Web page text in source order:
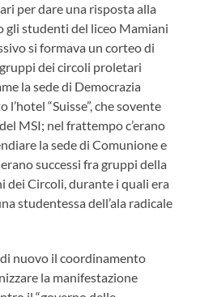
per dare una risposta alla
gli studenti del liceo Mamiani
si formava un corteo di
dei circoli proletari
la sede di Democrazia
“Suisse”, che sovente
MSI; nel frattempo c’erano
la sede di Comunione e
successi fra gruppi della
dei Circoli, durante i quali era
studentessa dell’ala radicale
nuovo il coordinamento
la manifestazione